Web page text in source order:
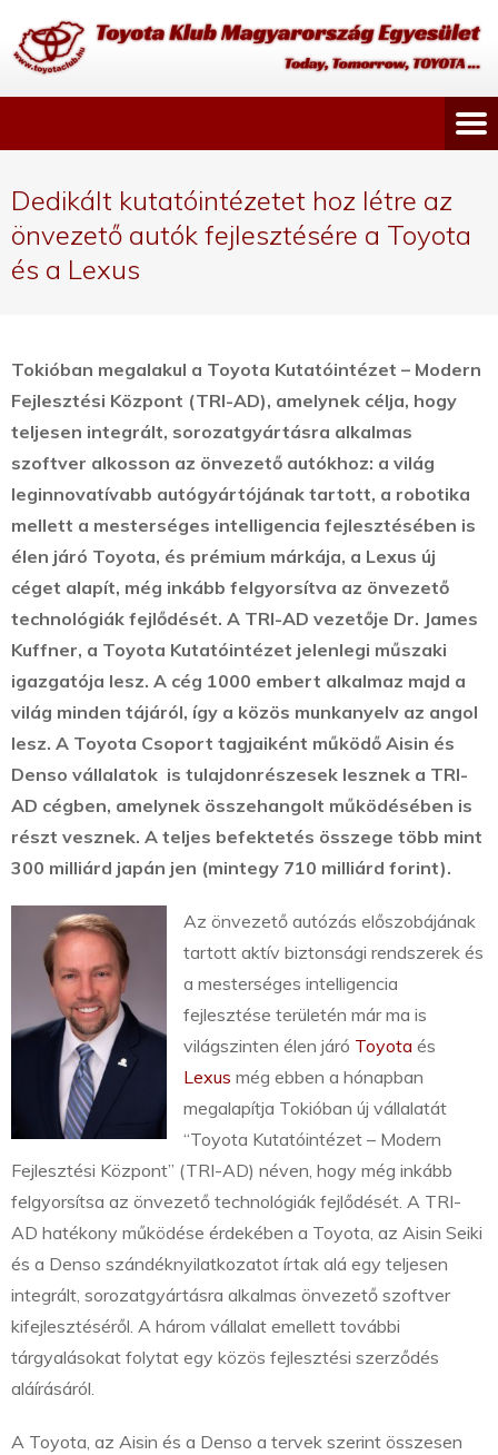
Dedikált kutatóintézetet hoz létre az
önvezető autók fejlesztésére a Toyota
és a Lexus
Tokióban megalakul a Toyota Kutatóintézet – Modern
Fejlesztési Központ (TRI-AD), amelynek célja, hogy
teljesen integrált, sorozatgyártásra alkalmas
szoftver alkosson az önvezető autókhoz: a világ
leginnovatívabb autógyártójának tartott, a robotika
mellett a mesterséges intelligencia fejlesztésében is
élen járó Toyota, és prémium márkája, a Lexus új
céget alapít, még inkább felgyorsítva az önvezető
technológiák fejlődését. A TRI-AD vezetője Dr. James
Kuffner, a Toyota Kutatóintézet jelenlegi műszaki
igazgatója lesz. A cég 1000 embert alkalmaz majd a
világ minden tájáról, így a közös munkanyelv az angol
lesz. A Toyota Csoport tagjaiként működő Aisin és
Denso vállalatok is tulajdonrészesek lesznek a TRI-
AD cégben, amelynek összehangolt működésében is
részt vesznek. A teljes befektetés összege több mint
300 milliárd japán jen (mintegy 710 milliárd forint).
Az önvezető autózás előszobájának
tartott aktív biztonsági rendszerek és
a mesterséges intelligencia
fejlesztése területén már ma is
világszinten élen járó Toyota és
Lexus még ebben a hónapban
megalapítja Tokióban új vállalatát
“Toyota Kutatóintézet – Modern
Fejlesztési Központ” (TRI-AD) néven, hogy még inkább
felgyorsítsa az önvezető technológiák fejlődését. A TRI-
AD hatékony működése érdekében a Toyota, az Aisin Seiki
és a Denso szándéknyilatkozatot írtak alá egy teljesen
integrált, sorozatgyártásra alkalmas önvezető szoftver
kifejlesztéséről. A három vállalat emellett további
tárgyalásokat folytat egy közös fejlesztési szerződés
aláírásáról.
A Toyota, az Aisin és a Denso a tervek szerint összesen